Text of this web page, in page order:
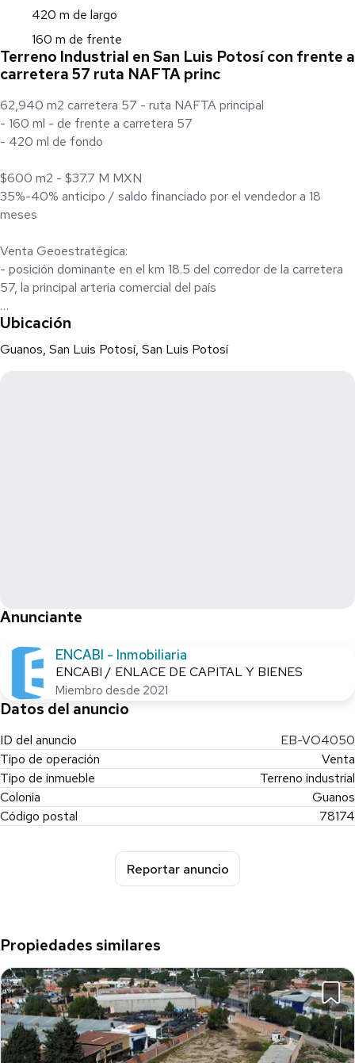
420 m de largo
160 m de frente
Terreno Industrial en San Luis Potosí con frente a
carretera 57 ruta NAFTA princ
62,940 m2 carretera 57 - ruta NAFTA principal
- 160 ml - de frente a carretera 57
- 420 ml de fondo
$600 m2 - $37.7 M MXN
35%-40% anticipo / saldo financiado por el vendedor a 18
meses
Venta Geoestratégica:
- posición dominante en el km 18.5 del corredor de la carretera
57, la principal arteria comercial del país
Dinámica logística:
- Captura de valor directo del crecimiento logístico nacional,
Nearshoring y rutas criticas del bloque NAFTA (salidas a
Ubicación
Guanos, San Luis Potosí, San Luis Potosí
Anunciante
ENCABI - Inmobiliaria
ENCABI / ENLACE DE CAPITAL Y BIENES
Miembro desde 2021
Datos del anuncio
ID del anuncio
EB-VO4050
Tipo de operación
Venta
Tipo de inmueble
Terreno industrial
Colonia
Guanos
Código postal
78174
Reportar anuncio
Propiedades similares